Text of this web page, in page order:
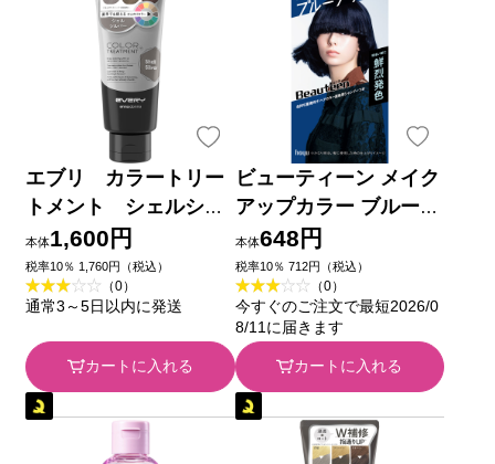
エブリ カラートリー
トメント シェルシル
バー １６０ｇ アンナ
ドンナ
本体1,600円
税率10％ 1,760円（税込）
（0）
通常3～5日以内に発送
カートに入れる
ビューティーン メイク
アップカラー ブルーブ
ラック ４０ｇ＋８８ｍ
ｌ ホーユー (医薬部外
品)
本体648円
税率10％ 712円（税込）
（0）
今すぐのご注文で最短2026/0
8/11に届きます
カートに入れる